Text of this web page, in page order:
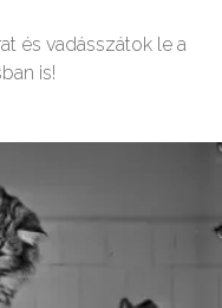
és vadásszátok le a
is!